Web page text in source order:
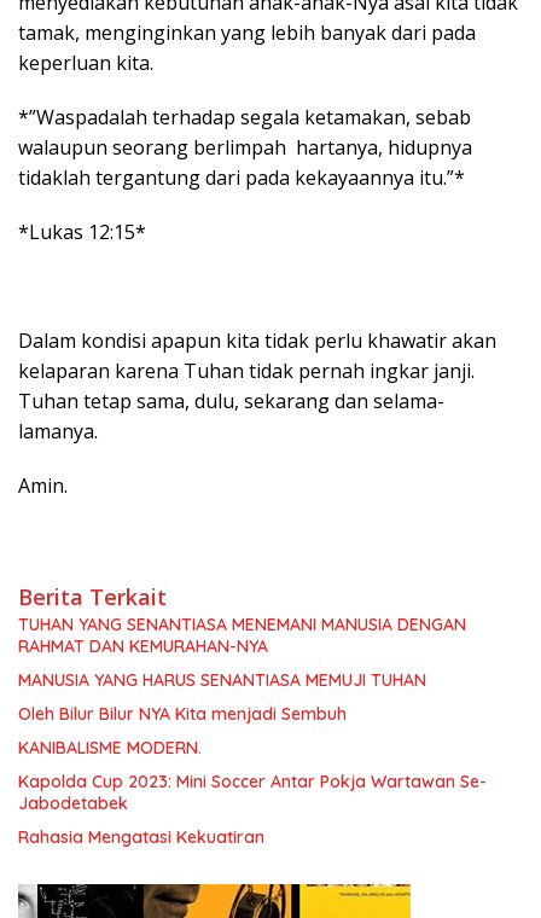
tamak, menginginkan yang lebih banyak dari pada
keperluan kita.
*”Waspadalah terhadap segala ketamakan, sebab
walaupun seorang berlimpah hartanya, hidupnya
tidaklah tergantung dari pada kekayaannya itu.”*
*Lukas 12:15*
Dalam kondisi apapun kita tidak perlu khawatir akan
kelaparan karena Tuhan tidak pernah ingkar janji.
Tuhan tetap sama, dulu, sekarang dan selama-
lamanya.
Amin.
Berita Terkait
TUHAN YANG SENANTIASA MENEMANI MANUSIA DENGAN
RAHMAT DAN KEMURAHAN-NYA
MANUSIA YANG HARUS SENANTIASA MEMUJI TUHAN
Oleh Bilur Bilur NYA Kita menjadi Sembuh
KANIBALISME MODERN.
Kapolda Cup 2023: Mini Soccer Antar Pokja Wartawan Se-
Jabodetabek
Rahasia Mengatasi Kekuatiran